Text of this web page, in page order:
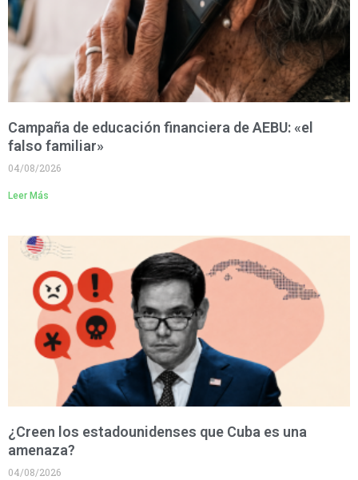
Campaña de educación financiera de AEBU: «el
falso familiar»
04/08/2026
Leer Más
¿Creen los estadounidenses que Cuba es una
amenaza?
04/08/2026